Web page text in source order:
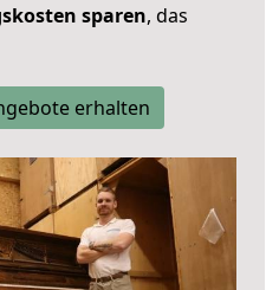
sparen, das
erhalten